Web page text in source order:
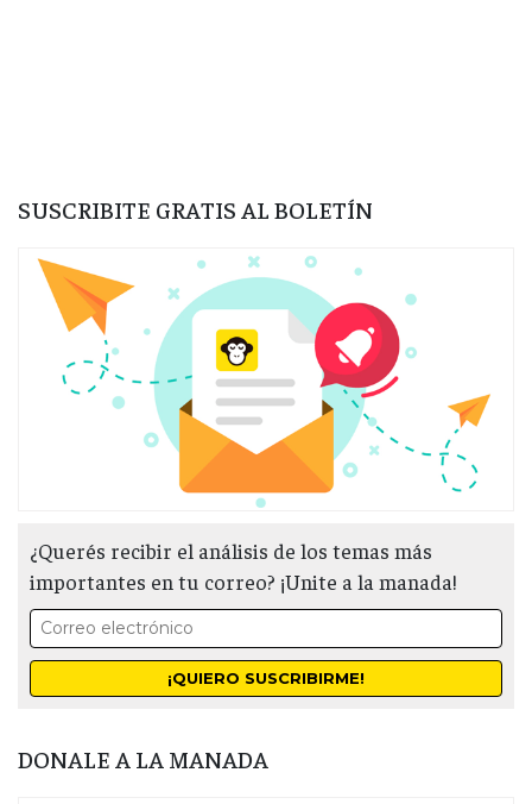
SUSCRIBITE GRATIS AL BOLETÍN
¿Querés recibir el análisis de los temas más
importantes en tu correo? ¡Unite a la manada!
DONALE A LA MANADA